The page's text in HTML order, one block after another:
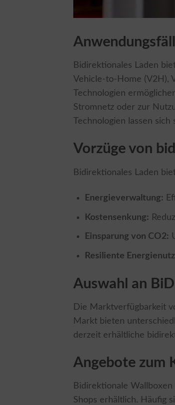
Bidirektionales Laden
Vehicle-to-Home (V2H),
Technologien
Stromnetz oder zur
Technologien lassen
Vorzüge von
Bidirektionales Laden
Energieverwaltung:
Kostensenkung:
Einsparung von CO2:
Resiliente
Auswahl an
Die Marktverfügbarkeit
Markt bieten
derzeit erhältliche
Angebote zum
Bidirektionale
Shops erhältlich. Häufig